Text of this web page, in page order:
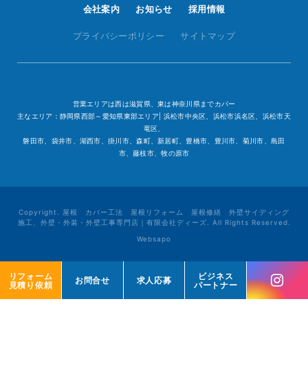
リフォーム
見積り依頼
お問合せ 求人応募
ビジネス
パートナー
リフォーム
見積り依頼
お問合せ 求人応募
ビジネス
パートナー
会社案内
お知らせ 採用情報
プライバシーポリシー サイトマップ
営業エリアは西は滋賀県、東は神奈川県までカバー
主なエリア：静岡県西部～愛知県東部エリア| 浜松市中央区、浜松市浜名区、浜松市天
竜区、
磐田市、袋井市、湖西市、掛川市、森町、新居町、豊橋市、豊川市、菊川市、島田
市、藤枝市、牧の原市
Copyright. 屋根 カバー工法 屋根リフォーム 屋根修繕 外壁サイディング
施工、外壁・外装・外壁工事専門店｜有限会社ディーズ. All Rights Reserved.
Websapo